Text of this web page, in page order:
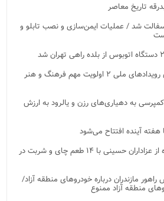
تاریخ معاصر
شد / عملیات ایمن‌سازی و نصب تابلو و
توسعه باغ هنر و برگزاری رویدادهای ملی ۲ اولویت مهم فرهنگ و هنر
کمپرسی به دهیاری‌های رزن و یالرود به ارزش
هفته آینده افتتاح می‌شود
پذیرایی متفاوت و باشکوه از عزاداران حسینی با ۱۴ طعم چای و شربت در
مازندران درباره خودروهای منطقه آزاد/
منطقه آزاد ممنوع